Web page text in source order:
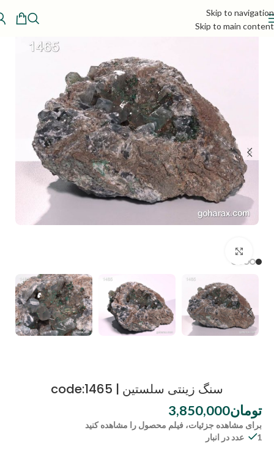
Skip to navigation
Skip to main content
سنگ زینتی سلستین | code:1465
تومان3,850,000
برای مشاهده جزئیات، فیلم محصول را مشاهده کنید
1 عدد در انبار